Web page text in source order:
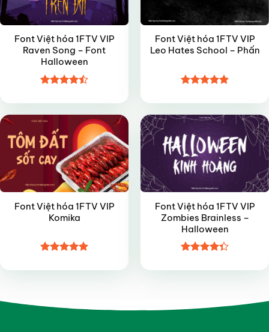
Font Việt hóa 1FTV VIP
Raven Song – Font
Halloween
hạng4.5
5 sao
Font Việt hóa 1FTV VIP
Leo Hates School – Phấn
hạng4.95
sao
Font Việt hóa 1FTV VIP
Komika
hạng4.95
Font Việt hóa 1FTV VIP
Zombies Brainless –
Halloween
hạng4.35